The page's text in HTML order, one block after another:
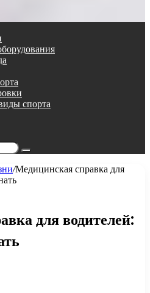
спорта
Поиск...
/Медицинская справка для
для водителей: